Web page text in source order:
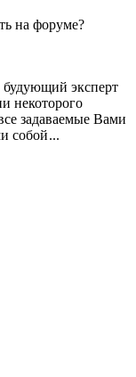
на форуме?
будующий эксперт
некоторого
задаваемые Вами
собой...